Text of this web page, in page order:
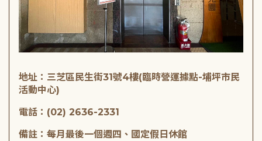
地址：三芝區民生街31號4樓(臨時營運據點-埔坪市民
活動中心)
電話：(02) 2636-2331
備註：每月最後一個週四、國定假日休館